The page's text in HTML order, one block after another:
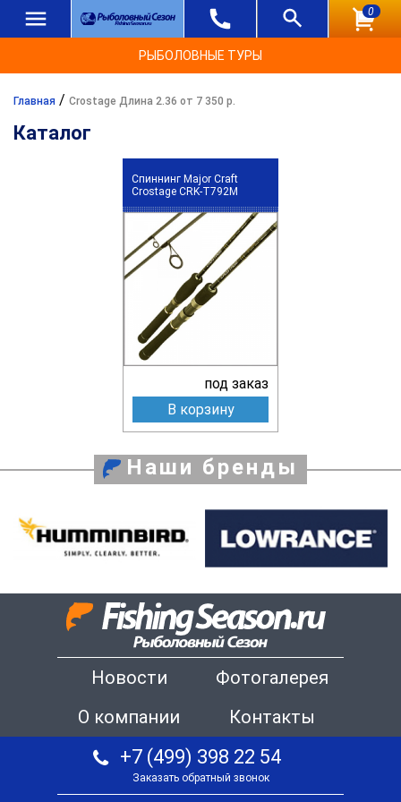
0
РЫБОЛОВНЫЕ ТУРЫ
Главная / Crostage Длина 2.36 от 7 350 р.
Каталог
Спиннинг Major Craft
Crostage CRK-T792M
под заказ
В корзину
Наши бренды
Новости
Фотогалерея
О компании
Контакты
+7 (499) 398 22 54
Заказать обратный звонок